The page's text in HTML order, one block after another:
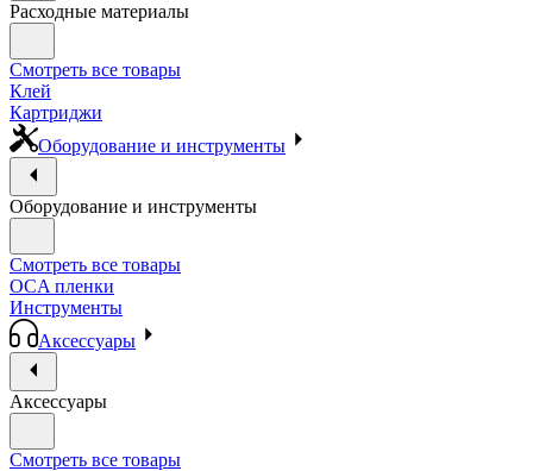
Расходные материалы
Смотреть все товары
Клей
Картриджи
Оборудование и инструменты
Оборудование и инструменты
Смотреть все товары
OCA пленки
Инструменты
Аксессуары
Аксессуары
Смотреть все товары